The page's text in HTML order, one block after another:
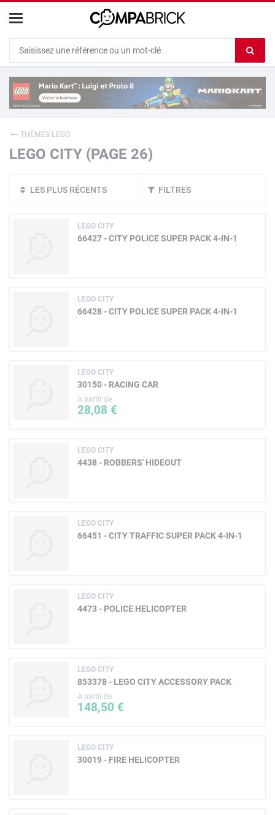
le
THÈMES LEGO
LEGO CITY (PAGE 26)
LES PLUS RÉCENTS FILTRES
LEGO CITY
66427 - CITY POLICE SUPER PACK 4-IN-1
LEGO CITY
66428 - CITY POLICE SUPER PACK 4-IN-1
LEGO CITY
30150 - RACING CAR
A partir de
28,08 €
LEGO CITY
4438 - ROBBERS' HIDEOUT
LEGO CITY
66451 - CITY TRAFFIC SUPER PACK 4-IN-1
LEGO CITY
4473 - POLICE HELICOPTER
LEGO CITY
853378 - LEGO CITY ACCESSORY PACK
A partir de
148,50 €
LEGO CITY
30019 - FIRE HELICOPTER
Cookies management panel